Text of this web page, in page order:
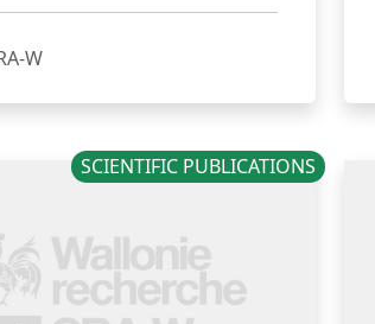
W
SCIENTIFIC PUBLICATIONS